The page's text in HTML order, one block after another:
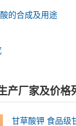
的合成及用途
产厂家及价格
甘草酸钾 食品级